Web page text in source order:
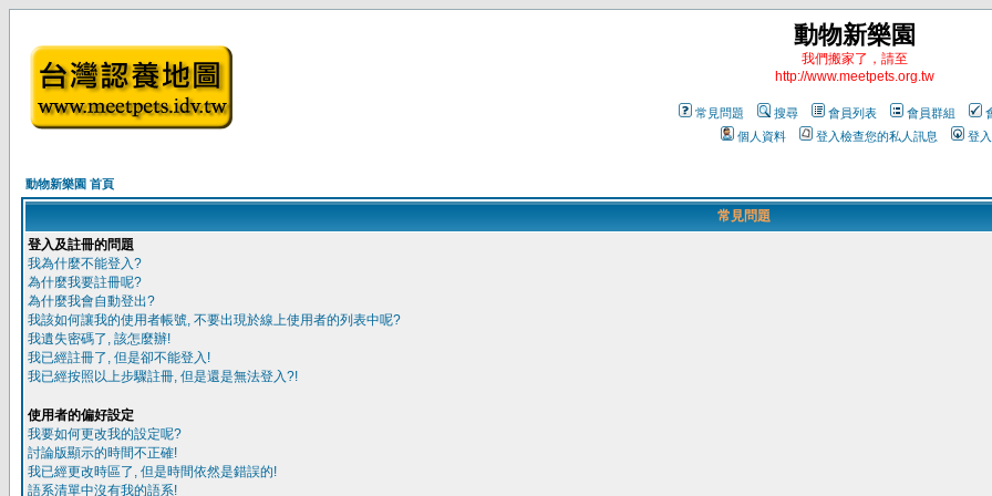
動物新樂園
我們搬家了，請至
http://www.meetpets.org.tw
常見問題 搜尋 會員列表 會員群組
個人資料
登入檢查您的私人訊息 登入
動物新樂園 首頁
常見問題
登入及註冊的問題
我為什麼不能登入?
為什麼我要註冊呢?
為什麼我會自動登出?
我該如何讓我的使用者帳號, 不要出現於線上使用者的列表中呢?
我遺失密碼了, 該怎麼辦!
我已經註冊了, 但是卻不能登入!
我已經按照以上步驟註冊, 但是還是無法登入?!
使用者的偏好設定
我要如何更改我的設定呢?
討論版顯示的時間不正確!
我已經更改時區了, 但是時間依然是錯誤的!
語系清單中沒有我的語系!